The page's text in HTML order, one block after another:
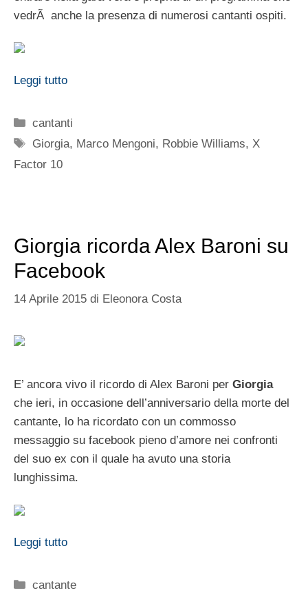
vedrÃ anche la presenza di numerosi cantanti ospiti.
Leggi tutto
Categorie
cantanti
Tag
Giorgia, Marco Mengoni, Robbie Williams, X
Factor 10
Giorgia ricorda Alex Baroni su
Facebook
14 Aprile 2015 di Eleonora Costa
E’ ancora vivo il ricordo di Alex Baroni per Giorgia
che ieri, in occasione dell’anniversario della morte del
cantante, lo ha ricordato con un commosso
messaggio su facebook pieno d’amore nei confronti
del suo ex con il quale ha avuto una storia
lunghissima.
Leggi tutto
Categorie
cantante